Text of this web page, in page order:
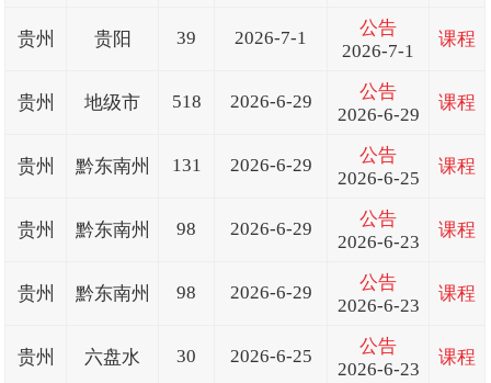
贵州 贵阳 39 2026-7-1
公告
2026-7-1
课程
贵州 地级市 518 2026-6-29
公告
2026-6-29
课程
贵州 黔东南州 131 2026-6-29
公告
2026-6-25
课程
贵州 黔东南州 98 2026-6-29
公告
2026-6-23
课程
贵州 黔东南州 98 2026-6-29
公告
2026-6-23
课程
贵州 六盘水 30 2026-6-25
公告
2026-6-23
课程